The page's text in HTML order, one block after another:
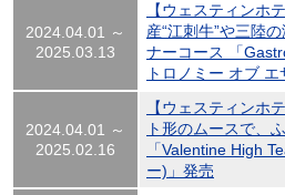
2024.04.01 ～
2025.03.13
【ウェスティンホ
産“江刺牛”や三陸
ナーコース 「
トロノミー オブ
2024.04.01 ～
2025.02.16
【ウェスティンホ
ト形のムースで、
「Valentine High
ー)」発売